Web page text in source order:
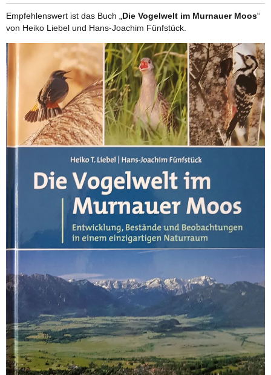
Empfehlenswert ist das Buch „Die Vogelwelt im Murnauer Moos“
von Heiko Liebel und Hans-Joachim Fünfstück.